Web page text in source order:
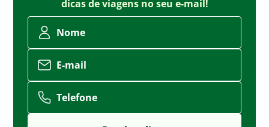
dicas de viagens no seu e-mail!
Nome
E-mail
Telefone